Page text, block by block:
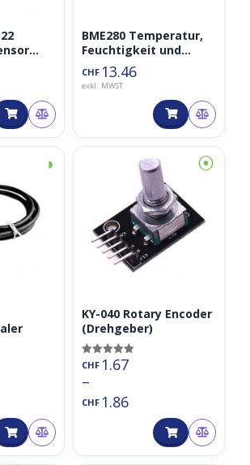
BME280 Temperatur,
Feuchtigkeit und
Barometer Sensor 3.3V
CHF 13.46
exkl. MWST
◑ ⦿
KY-040 Rotary Encoder
(Drehgeber)
Bewertet mit
von 5
CHF 1.67
–
CHF 1.86